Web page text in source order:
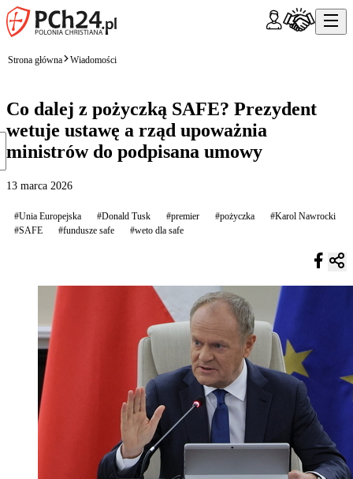
Strona główna Wiadomości
Co dalej z pożyczką SAFE? Prezydent
wetuje ustawę a rząd upoważnia
ministrów do podpisana umowy
13 marca 2026
#Unia Europejska #Donald Tusk #premier #pożyczka
#Karol Nawrocki
#SAFE
#fundusze safe #weto dla safe